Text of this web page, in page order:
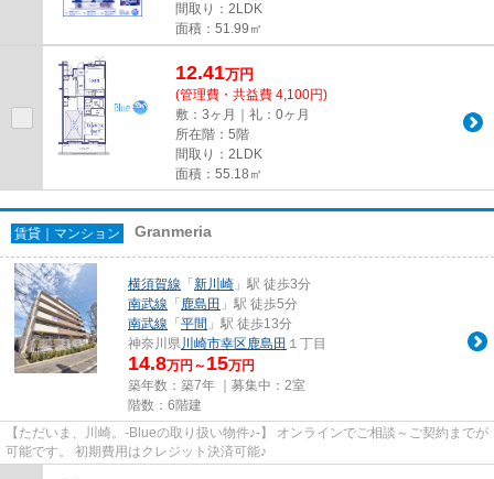
間取り：2LDK
面積：51.99㎡
12.41万円
(管理費・共益費 4,100円)
敷：3ヶ月｜礼：0ヶ月
所在階：5階
間取り：2LDK
面積：55.18㎡
賃貸｜マンション Granmeria
横須賀線 「 新川崎 」駅 徒歩3分
南武線 「 鹿島田 」駅 徒歩5分
南武線 「 平間 」駅 徒歩13分
神奈川県川崎市幸区鹿島田 １丁目
14.8万円～ 15万円
築年数：築7年 ｜募集中： 2室
階数：6階建
【ただいま、川崎。-Blueの取り扱い物件♪-】 オンラインでご相談～ご契約までが
可能です。 初期費用はクレジット決済可能♪